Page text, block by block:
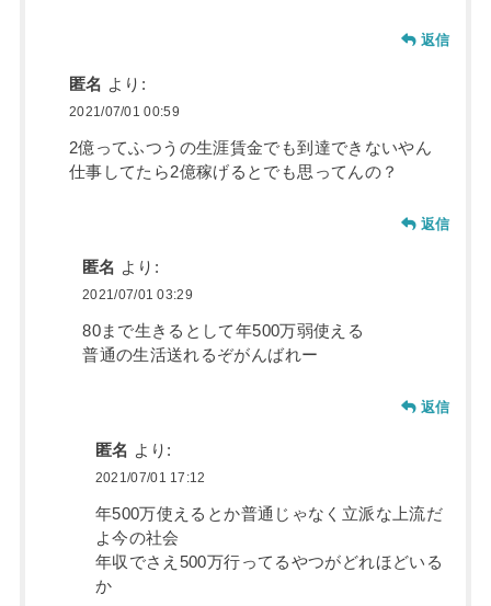
返信
匿名 より:
2021/07/01 00:59
2億ってふつうの生涯賃金でも到達できないやん
仕事してたら2億稼げるとでも思ってんの？
返信
匿名 より:
2021/07/01 03:29
80まで生きるとして年500万弱使える
普通の生活送れるぞがんばれー
返信
匿名 より:
2021/07/01 17:12
年500万使えるとか普通じゃなく立派な上流だ
よ今の社会
年収でさえ500万行ってるやつがどれほどいる
か